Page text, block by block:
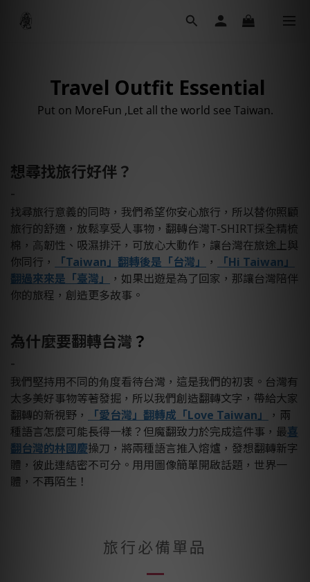
Travel Outfit Essential
Put on MoreFun ,Let all the world see Taiwan.
想尋找旅行好伴？
-
找尋旅⾏意義的同時，我們希望你安⼼旅⾏，所以替你照顧
旅⾏的舒適，放鬆享受⼈事物，翻轉台灣T-SHIRT採全精梳
棉，⾼韌性、吸濕排汗，可放心大動作，讓台灣在旅途上與
你同⾏，
「Taiwan」翻轉後是「台灣」 ，
「Hi Taiwan」
翻過來來是「臺灣」
，如果出遊是為了回家，那讓台灣陪伴
你的旅程，創造更多故事。
為什麼要翻轉台灣 ？
-
我們堅持⽤不同的⾓度看待台灣，這是我們的初衷。台灣有
太多美好事物等著發掘，所以我們創造翻轉文字，帶給⼤家
翻轉的新視野，
「愛台灣」翻轉成「Love Taiwan」
，兩
種語言怎麼可能長得⼀樣？但魔翻致⼒於完成這件事，最喜
翻台灣的林國慶操刀，將兩種語言推入熔爐，發想翻轉新字
體，彼此連結密不可分。⽤用圖像簡單開啟話題，世界一
體，不再陌⽣！
旅行必備單品